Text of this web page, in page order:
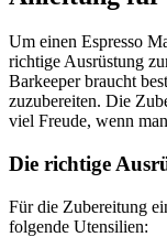
Um einen Espresso
richtige Ausrüstung
Barkeeper braucht
zuzubereiten. Die
viel Freude, wenn
Die richtige
Für die Zubereitung
folgende Utensilien: